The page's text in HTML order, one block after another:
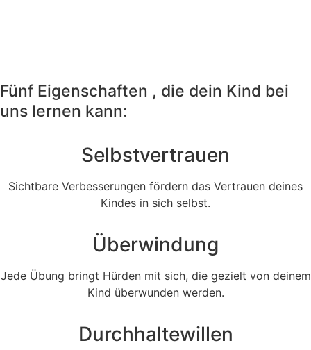
Fünf Eigenschaften , die dein Kind bei
uns lernen kann:
Selbstvertrauen
Sichtbare Verbesserungen fördern das Vertrauen deines
Kindes in sich selbst.
Überwindung
Jede Übung bringt Hürden mit sich, die gezielt von deinem
Kind überwunden werden.
Durchhaltewillen